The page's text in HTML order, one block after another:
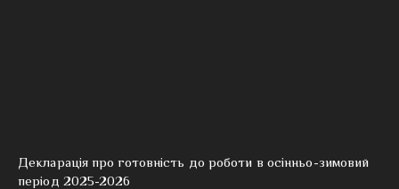
Декларація про готовність до роботи в осінньо-зимовий
період 2025-2026